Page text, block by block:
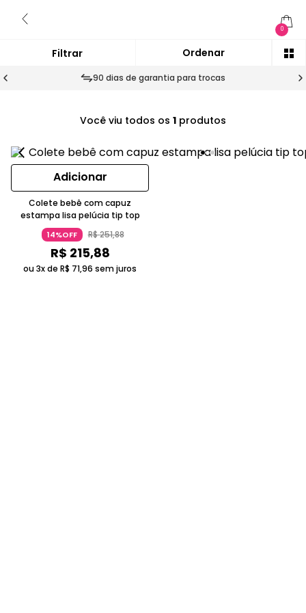
0
90 dias de garantia para trocas
Você viu todos os 1 produtos
Adicionar
Colete bebê com capuz
estampa lisa pelúcia tip top
14%OFF R$251,88
R$ 215,88
ou 3x de R$ 71,96 sem juros